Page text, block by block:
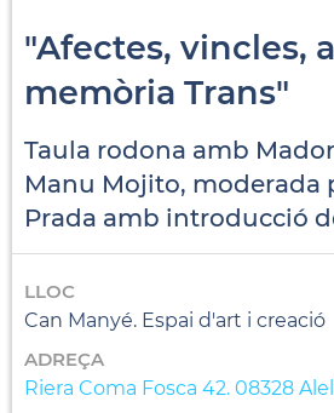
"Afectes, vincles,
memòria Trans"
Taula rodona amb
Manu Mojito, moderada
Prada amb introducció
LLOC
Can Manyé. Espai d'art i creació
ADREÇA
Riera Coma Fosca 42. 08328